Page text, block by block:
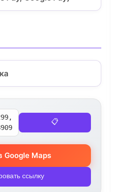
📋
Google Maps
ссылку